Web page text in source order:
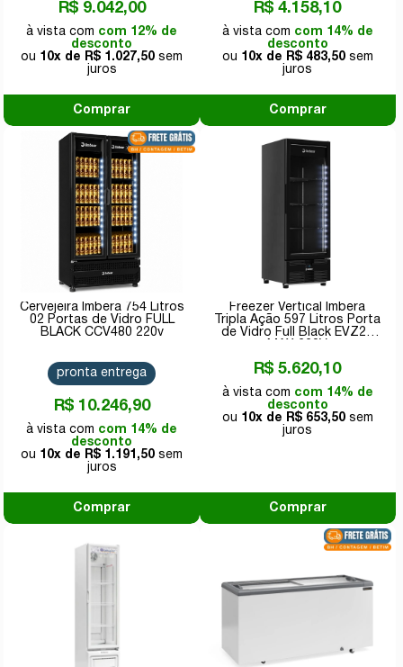
R$ 9.042,00
com 12% de
desconto
10x de
R$ 1.027,50
Comprar
R$ 4.158,10
com 14% de
desconto
10x de
R$ 483,50
Comprar
Cervejeira Imbera 754 Litros
02 Portas de Vidro FULL
BLACK CCV480 220v
R$ 10.246,90
com 14% de
desconto
10x de
R$ 1.191,50
pronta entrega
Comprar
Freezer Vertical Imbera
Tripla Ação 597 Litros Porta
de Vidro Full Black EVZ21
R$ 5.620,10
com 14% de
desconto
10x de
R$ 653,50
Comprar